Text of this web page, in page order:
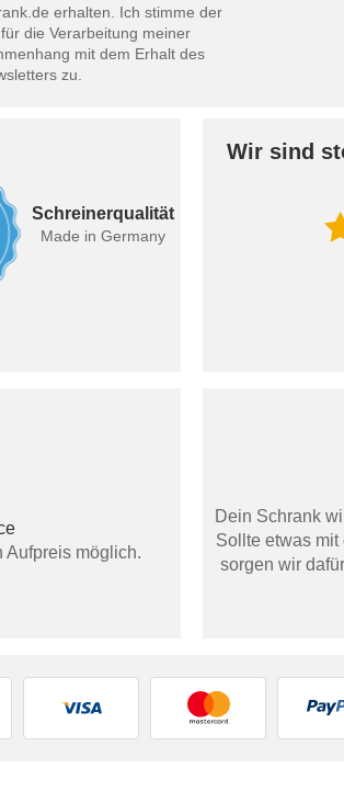
erhalten. Ich stimme der
für die Verarbeitung meiner
mit dem Erhalt des
zu.
Schreinerqualität
Made in Germany
Wir sind
Aufpreis möglich.
Dein Schrank
Sollte etwas
sorgen wir